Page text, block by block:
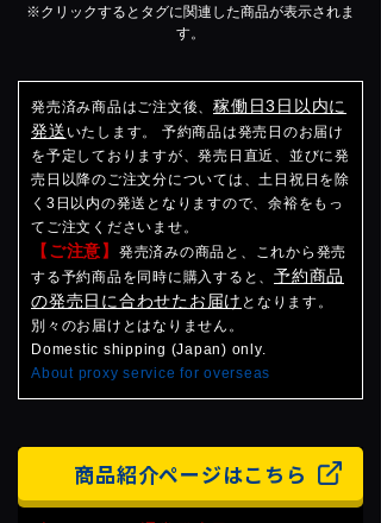
※クリックするとタグに関連した商品が表示されま
す。
発売済み商品はご注文後、 稼働日3日以内に
発送 いたします。 予約商品は発売日のお届け
を予定しておりますが、発売日直近、並びに発
売日以降のご注文分については、土日祝日を除
く3日以内の発送となりますので、余裕をもっ
てご注文くださいませ。
【ご注意】 発売済みの商品と、これから発売
する予約商品を同時に購入すると、 予約商品
の発売日に合わせたお届け となります。
別々のお届けとはなりません。
Domestic shipping (Japan) only.
About proxy service for overseas
商品紹介ページはこちら